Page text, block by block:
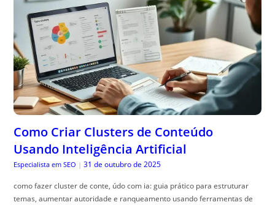
Como Criar Clusters de Conteúdo
Usando Inteligência Artificial
Especialista em SEO | 31 de outubro de 2025
como fazer cluster de conte, údo com ia: guia prático para estruturar
temas, aumentar autoridade e ranqueamento usando ferramentas de